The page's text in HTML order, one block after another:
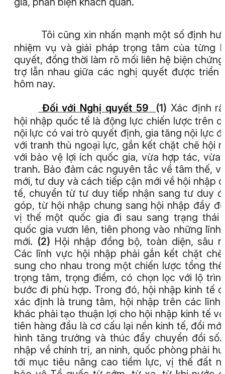
Tôi cũng xin nhấn mạnh một số định
nhiệm vụ và giải pháp trọng tâm của từng
quyết, đồng thời làm rõ mối liên hệ biện
trợ lẫn nhau giữa các nghị quyết được triển
hôm nay.
Đối với Nghị quyết 59
(1) Xác định
hội nhập quốc tế là động lực chiến lược trên
nội lực có vai trò quyết định, gia tăng nội lực
với tranh thủ ngoại lực, gắn kết chặt chẽ hội
với bảo vệ lợi ích quốc gia, vừa hợp tác, vừa
tranh. Bảo đảm các nguyên tắc về tâm thế,
mới, tư duy và cách tiếp cận mới về hội nhập
tế, chuyển từ tư duy tiếp nhận sang tư duy
góp, từ hội nhập chung sang hội nhập đầy
vị thế một quốc gia đi sau sang trạng thái
quốc gia vươn lên, tiên phong vào những lĩnh
mới. (2) Hội nhập đồng bộ, toàn diện, sâu
Các lĩnh vực hội nhập phải gắn kết chặt
sung cho nhau trong một chiến lược tổng
trọng tâm, trọng điểm, có chọn lọc với lộ
bước đi phù hợp. Trong đó, hội nhập kinh tế
xác định là trung tâm, hội nhập trên các lĩnh
khác phải tạo thuận lợi cho hội nhập kinh tế
tiên hàng đầu là cơ cấu lại nền kinh tế, đổi
hình tăng trưởng và thúc đẩy chuyển đổi số.
nhập về chính trị, an ninh, quốc phòng phải
tới mục tiêu nâng cao tiềm lực, vị thế đất